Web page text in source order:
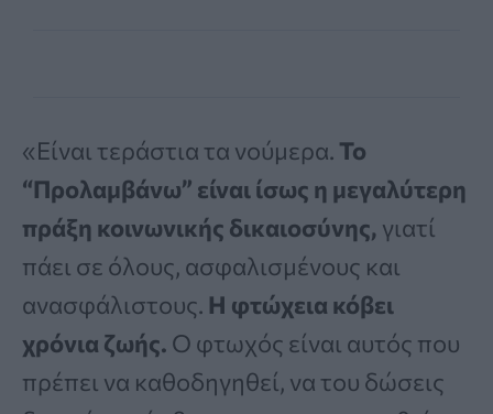
«Είναι τεράστια τα νούμερα. Το
“Προλαμβάνω” είναι ίσως η μεγαλύτερη
πράξη κοινωνικής δικαιοσύνης, γιατί
πάει σε όλους, ασφαλισμένους και
ανασφάλιστους. Η φτώχεια κόβει
χρόνια ζωής. Ο φτωχός είναι αυτός που
πρέπει να καθοδηγηθεί, να του δώσεις